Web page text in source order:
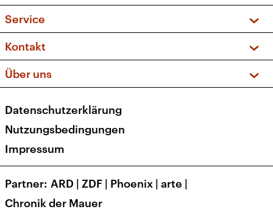
Sendungen und Podcasts
Musikliste
Kakadu – Das Kinderprogramm
Frequenzen (UKW + DAB+)
Service
FAQ
Apps
Newsletter
Kontakt
Social Media
Über uns
Presse
Karriere
Transparenz
Datenschutzerklärung
Nutzungsbedingungen
Impressum
Partner ARD | ZDF | Phoenix | arte |
Chronik der Mauer